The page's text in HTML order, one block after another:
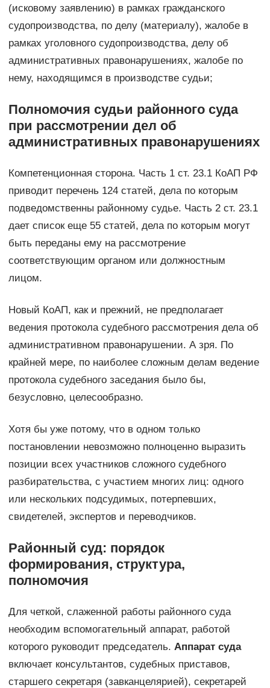
(исковому заявлению) в рамках гражданского
судопроизводства, по делу (материалу), жалобе в
рамках уголовного судопроизводства, делу об
административных правонарушениях, жалобе по
нему, находящимся в производстве судьи;
Полномочия судьи районного суда
при рассмотрении дел об
административных правонарушениях
Компетенционная сторона. Часть 1 ст. 23.1 КоАП РФ
приводит перечень 124 статей, дела по которым
подведомственны районному судье. Часть 2 ст. 23.1
дает список еще 55 статей, дела по которым могут
быть переданы ему на рассмотрение
соответствующим органом или должностным
лицом.
Новый КоАП, как и прежний, не предполагает
ведения протокола судебного рассмотрения дела об
административном правонарушении. А зря. По
крайней мере, по наиболее сложным делам ведение
протокола судебного заседания было бы,
безусловно, целесообразно.
Хотя бы уже потому, что в одном только
постановлении невозможно полноценно выразить
позиции всех участников сложного судебного
разбирательства, с участием многих лиц: одного
или нескольких подсудимых, потерпевших,
свидетелей, экспертов и переводчиков.
Районный суд: порядок
формирования, структура,
полномочия
Для четкой, слаженной работы районного суда
необходим вспомогательный аппарат, работой
которого руководит председатель. Аппарат суда
включает консультантов, судебных приставов,
старшего секретаря (завканцелярией), секретарей